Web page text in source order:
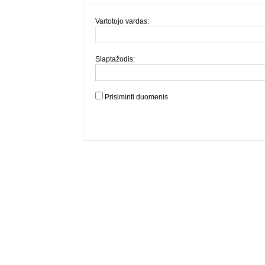
Vartotojo vardas:
Slaptažodis:
Prisiminti duomenis